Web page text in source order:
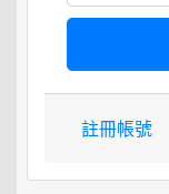
註冊帳號